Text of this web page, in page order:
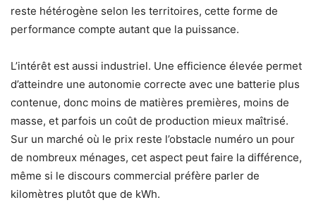
reste hétérogène selon les territoires, cette forme de
performance compte autant que la puissance.
L’intérêt est aussi industriel. Une efficience élevée permet
d’atteindre une autonomie correcte avec une batterie plus
contenue, donc moins de matières premières, moins de
masse, et parfois un coût de production mieux maîtrisé.
Sur un marché où le prix reste l’obstacle numéro un pour
de nombreux ménages, cet aspect peut faire la différence,
même si le discours commercial préfère parler de
kilomètres plutôt que de kWh.